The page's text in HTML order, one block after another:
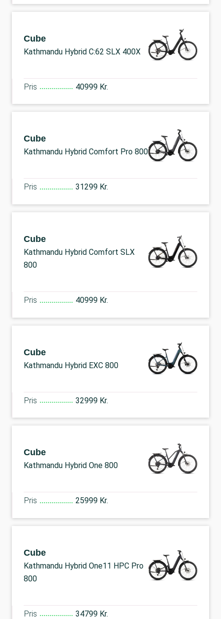
Cube
Kathmandu Hybrid C:62 SLX 400X
Pris 40999 Kr.
Cube
Kathmandu Hybrid Comfort Pro 800
Pris 31299 Kr.
Cube
Kathmandu Hybrid Comfort SLX
800
Pris 40999 Kr.
Cube
Kathmandu Hybrid EXC 800
Pris 32999 Kr.
Cube
Kathmandu Hybrid One 800
Pris 25999 Kr.
Cube
Kathmandu Hybrid One11 HPC Pro
800
Pris 34799 Kr.